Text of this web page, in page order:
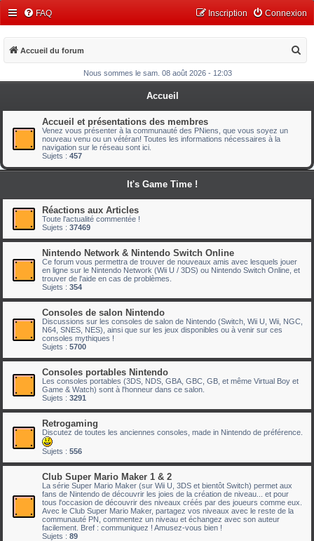
FAQ Connexion
Inscription
Accueil du forum
c
h
r
Nous sommes le sam. 08 août 2026 - 12:03
Accueil
Accueil et présentations des membres
Venez vous présenter à la communauté des PNiens, que vous soyez un
nouveau venu ou un vétéran! Toutes les informations nécessaires à la
navigation sur le réseau sont ici.
Sujets : 457
It's Game Time !
Réactions aux Articles
Toute l'actualité commentée !
Sujets : 37469
Nintendo Network & Nintendo Switch Online
Ce forum vous permettra de trouver de nouveaux amis avec lesquels jouer
en ligne sur le Nintendo Network (Wii U / 3DS) ou Nintendo Switch Online, et
trouver de l'aide en cas de problèmes.
Sujets : 354
Consoles de salon Nintendo
Discussions sur les consoles de salon de Nintendo (Switch, Wii U, Wii, NGC,
N64, SNES, NES), ainsi que sur les jeux disponibles ou à venir sur ces
consoles mythiques !
Sujets : 5700
Consoles portables Nintendo
Les consoles portables (3DS, NDS, GBA, GBC, GB, et même Virtual Boy et
Game & Watch) sont à l'honneur dans ce salon.
Sujets : 3291
Retrogaming
Discutez de toutes les anciennes consoles, made in Nintendo de préférence.
Sujets : 556
Club Super Mario Maker 1 & 2
La série Super Mario Maker (sur Wii U, 3DS et bientôt Switch) permet aux
fans de Nintendo de découvrir les joies de la création de niveau... et pour
tous l'occasion de découvrir des niveaux créés par des joueurs comme eux.
Avec le Club Super Mario Maker, partagez vos niveaux avec le reste de la
communauté PN, commentez un niveau et échangez avec son auteur
facilement. Bref : communiquez ! Amusez-vous bien !
Sujets : 89